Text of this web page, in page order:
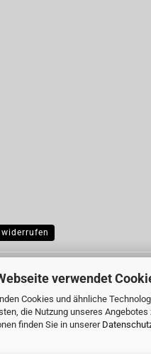
verwendet
Cookies und ähnliche
die Nutzung unseres
finden Sie in unserer